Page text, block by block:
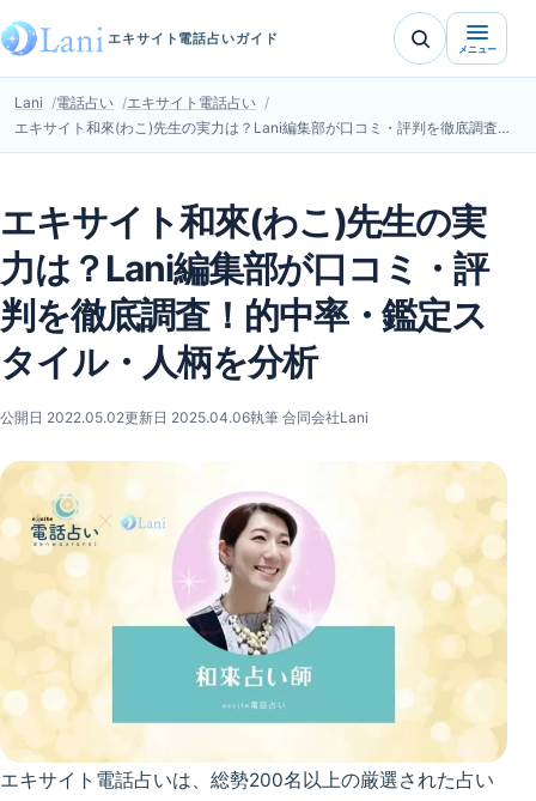
エキサイト電話占いガイド
メニュー
Lani 電話占い
エキサイト電話占い
エキサイト和來(わこ)先生の実力は？Lani編集部が口コミ・評判を徹底調査！的中率・鑑定スタイル・人柄を分析
エキサイト和來(わこ)先生の実
力は？Lani編集部が口コミ・評
判を徹底調査！的中率・鑑定ス
タイル・人柄を分析
公開日 2022.05.02更新日 2025.04.06執筆 合同会社Lani
エキサイト電話占いは、 総勢200名以上の厳選された占い